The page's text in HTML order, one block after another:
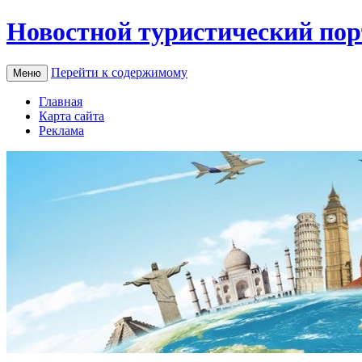
Новостной туристический
Меню Перейти к содержимому
Главная
Карта сайта
Реклама